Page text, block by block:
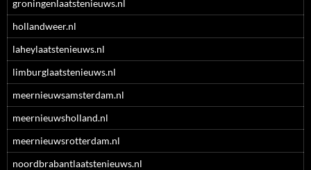
groningenlaatstenieuws.nl
hollandweer.nl
laheylaatstenieuws.nl
limburglaatstenieuws.nl
meernieuwsamsterdam.nl
meernieuwsholland.nl
meernieuwsrotterdam.nl
noordbrabantlaatstenieuws.nl